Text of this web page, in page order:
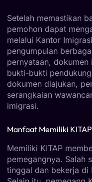
Setelah memastikan
pemohon dapat
melalui Kantor
pengumpulan
pernyataan,
bukti-bukti
dokumen diajukan,
serangkaian
imigrasi.
Manfaat Memiliki KITAP
Memiliki KITAP
pemegangnya. Salah
tinggal dan bekerja di